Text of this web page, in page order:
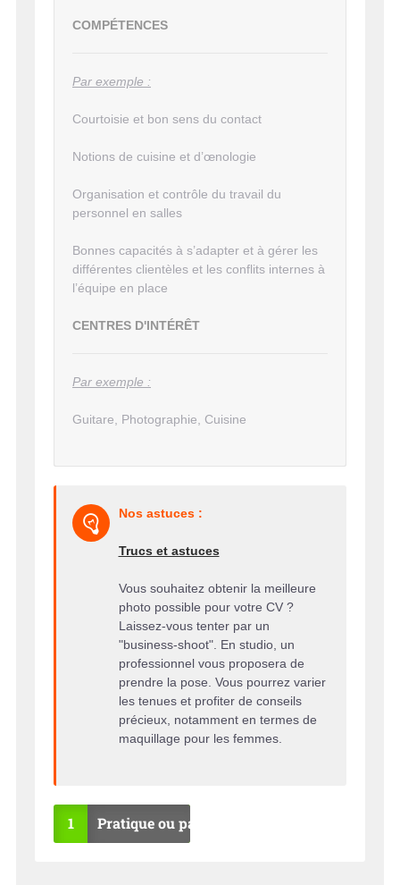
COMPÉTENCES
Par exemple :
Courtoisie et bon sens du contact
Notions de cuisine et d’œnologie
Organisation et contrôle du travail du
personnel en salles
Bonnes capacités à s’adapter et à gérer les
différentes clientèles et les conflits internes à
l’équipe en place
CENTRES D'INTÉRÊT
Par exemple :
Guitare, Photographie, Cuisine
Nos astuces :
Trucs et astuces
Vous souhaitez obtenir la meilleure
photo possible pour votre CV ?
Laissez-vous tenter par un
"business-shoot". En studio, un
professionnel vous proposera de
prendre la pose. Vous pourrez varier
les tenues et profiter de conseils
précieux, notamment en termes de
maquillage pour les femmes.
1 Pratique ou pas ?